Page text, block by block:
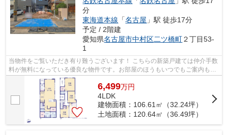
分
東海道本線 「名古屋 」駅 徒歩17分
予定 / 2階建
愛知県名古屋市中村区二ツ橋町２丁目53-
1
当物件をご覧いただき有り難うございます！ こちらの新築戸建ては仲介手数
料が無料になっている優良な物件です。お部屋のほうもいつでもご案内もさ
せて頂きますのでお気軽にお問合せ下...
6,499万円
4LDK
建物面積：106.61㎡（32.24坪）
土地面積：120.64㎡（36.49坪）